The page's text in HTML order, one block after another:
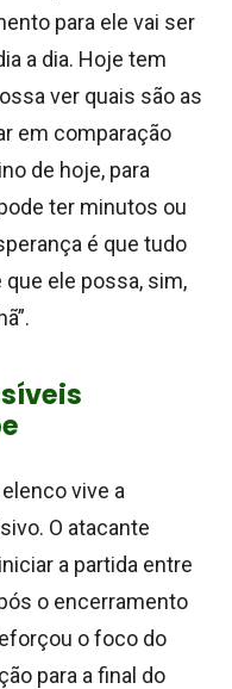
para ele vai ser
a dia. Hoje tem
ver quais são as
em comparação
de hoje, para
ter minutos ou
é que tudo
ele possa, sim,
vive a
O atacante
a partida entre
o encerramento
o foco do
para a final do